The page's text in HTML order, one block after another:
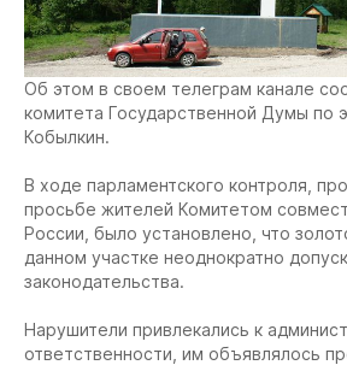
Об этом в своем телеграм канале
комитета Государственной Думы по
Кобылкин.
В ходе парламентского контроля,
просьбе жителей Комитетом
России, было установлено, что
данном участке неоднократно
законодательства.
Нарушители привлекались к
ответственности, им объявлялось